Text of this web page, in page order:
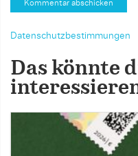
Datenschutzbestimmungen
Das könnte